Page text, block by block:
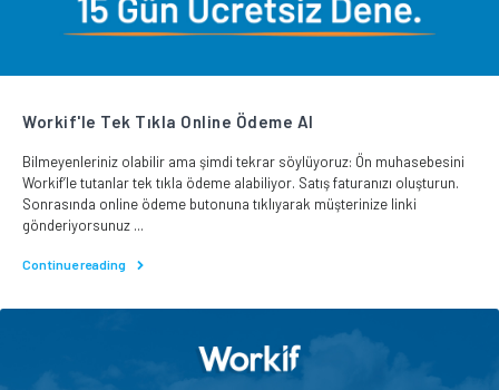
Workif'le Tek Tıkla Online Ödeme Al
Bilmeyenleriniz olabilir ama şimdi tekrar söylüyoruz: Ön muhasebesini
Workif’le tutanlar tek tıkla ödeme alabiliyor. Satış faturanızı oluşturun.
Sonrasında online ödeme butonuna tıklıyarak müşterinize linki
gönderiyorsunuz ...
Continue reading